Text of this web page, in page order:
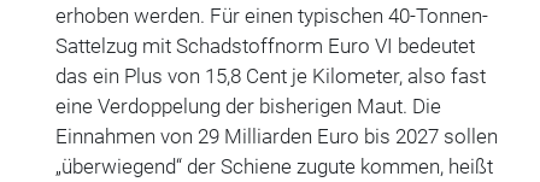
erhoben werden. Für einen typischen 40-Tonnen-
Sattelzug mit Schadstoffnorm Euro VI bedeutet
das ein Plus von 15,8 Cent je Kilometer, also fast
eine Verdoppelung der bisherigen Maut. Die
Einnahmen von 29 Milliarden Euro bis 2027 sollen
„überwiegend“ der Schiene zugute kommen, heißt